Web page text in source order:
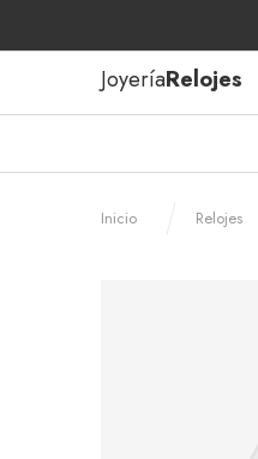
JoyeríaRelojes
Inicio Relojes